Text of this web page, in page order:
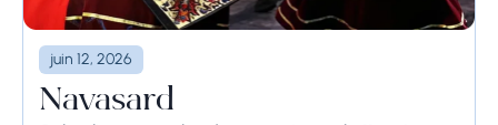
juin 12, 2026
Navasard